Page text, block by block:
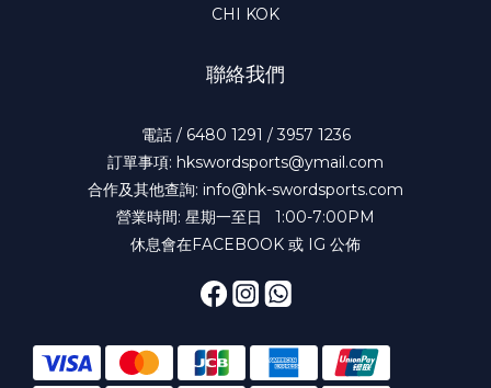
CHI KOK
聯絡我們
電話 / 6480 1291 / 3957 1236
訂單事項: hkswordsports@ymail.com
合作及其他查詢: info@hk-swordsports.com
營業時間: 星期一至日 1:00-7:00PM
休息會在FACEBOOK 或 IG 公佈